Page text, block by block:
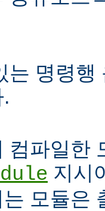
는 명령행
컴파일한
지시
는 모듈은